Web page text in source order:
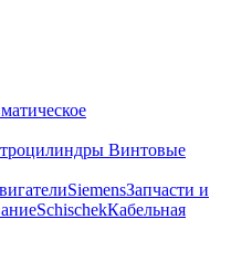
Винтовые
SiemensЗапчасти и
SchischekКабельная